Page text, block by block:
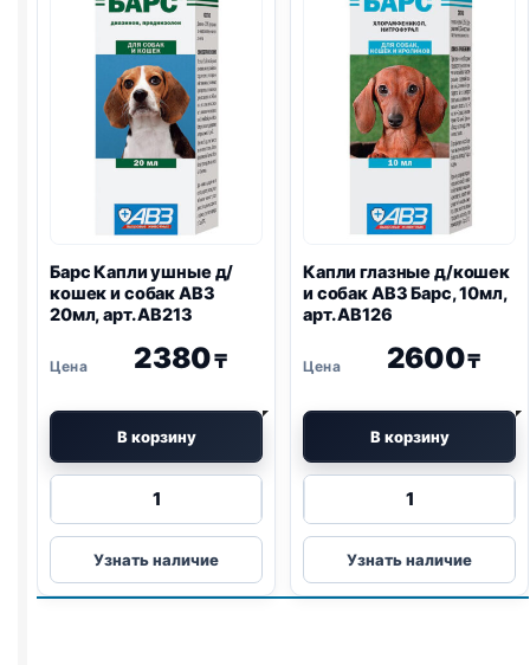
Барс Капли ушные д/
кошек и собак АВЗ
20мл, арт. АВ213
2380₸
В корзину
Количество
Барс
Капли
ушные
Узнать наличие
Капли глазные д/кошек
и собак АВЗ Барс, 10мл,
арт. АВ126
2600₸
В корзину
Количество
Капли
глазные
д/
Узнать наличие